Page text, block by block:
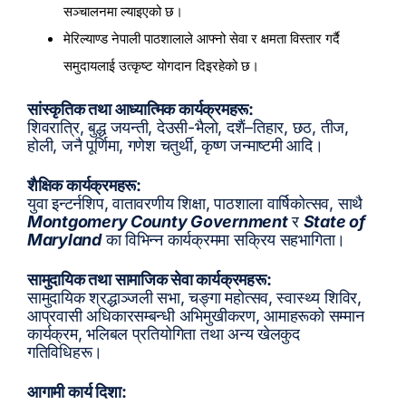
सञ्चालनमा ल्याइएको छ।
मेरिल्याण्ड नेपाली पाठशालाले आफ्नो सेवा र क्षमता विस्तार गर्दै
समुदायलाई उत्कृष्ट योगदान दिइरहेको छ।
सांस्कृतिक तथा आध्यात्मिक कार्यक्रमहरू:
शिवरात्रि, बुद्ध जयन्ती, देउसी-भैलो, दशैं–तिहार, छठ, तीज,
होली, जनै पूर्णिमा, गणेश चतुर्थी, कृष्ण जन्माष्टमी आदि।
शैक्षिक कार्यक्रमहरू:
युवा इन्टर्नशिप, वातावरणीय शिक्षा, पाठशाला वार्षिकोत्सव, साथै
Montgomery County Governmentर State of
Marylandका विभिन्न कार्यक्रममा सक्रिय सहभागिता।
सामुदायिक तथा सामाजिक सेवा कार्यक्रमहरू:
सामुदायिक श्रद्धाञ्जली सभा, चङ्गा महोत्सव, स्वास्थ्य शिविर,
आप्रवासी अधिकारसम्बन्धी अभिमुखीकरण, आमाहरूको सम्मान
कार्यक्रम, भलिबल प्रतियोगिता तथा अन्य खेलकुद
गतिविधिहरू।
आगामी कार्य दिशा: